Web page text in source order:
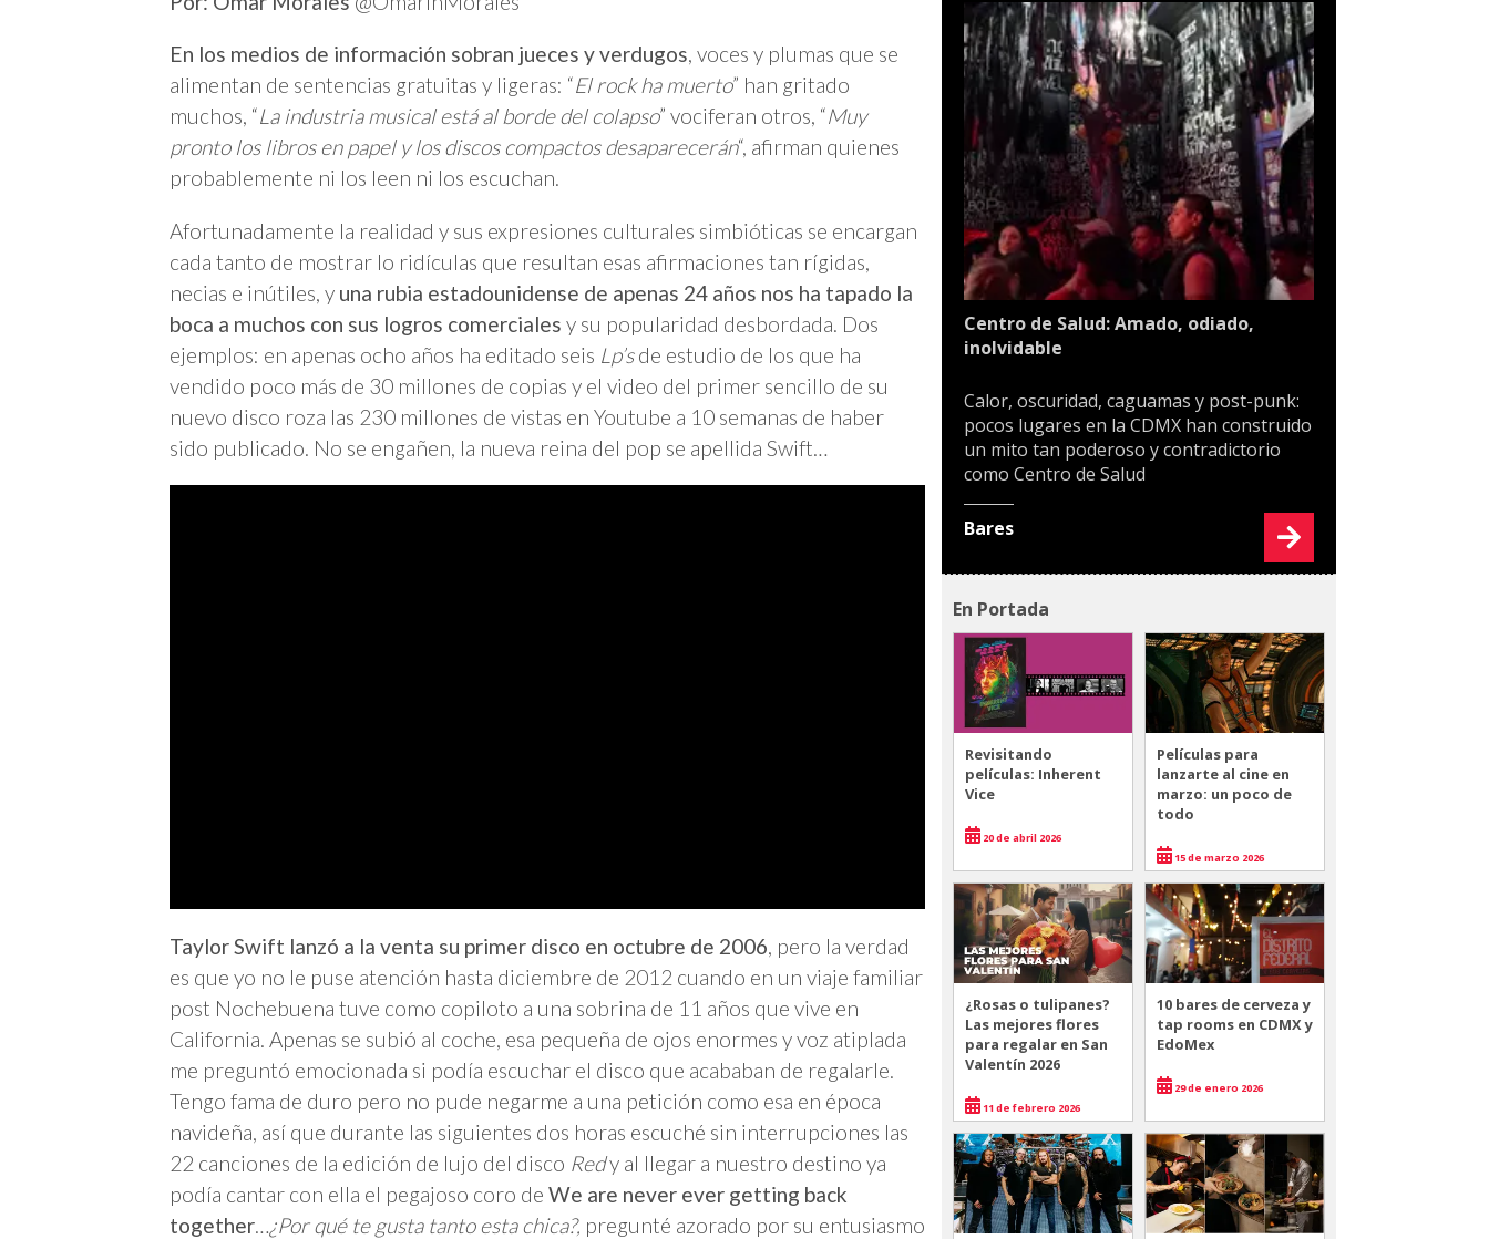
En los medios de información sobran jueces y verdugos, voces y plumas que se
alimentan de sentencias gratuitas y ligeras: “El rock ha muerto” han gritado
muchos, “La industria musical está al borde del colapso” vociferan otros, “Muy
pronto los libros en papel y los discos compactos desaparecerán“, afirman quienes
probablemente ni los leen ni los escuchan.
Afortunadamente la realidad y sus expresiones culturales simbióticas se encargan
cada tanto de mostrar lo ridículas que resultan esas afirmaciones tan rígidas,
necias e inútiles, y una rubia estadounidense de apenas 24 años nos ha tapado la
boca a muchos con sus logros comerciales y su popularidad desbordada. Dos
ejemplos: en apenas ocho años ha editado seis Lp’sde estudio de los que ha
vendido poco más de 30 millones de copias y el video del primer sencillo de su
nuevo disco roza las 230 millones de vistas en Youtube a 10 semanas de haber
sido publicado. No se engañen, la nueva reina del pop se apellida Swift…
Taylor Swift lanzó a la venta su primer disco en octubre de 2006 , pero la verdad
es que yo no le puse atención hasta diciembre de 2012 cuando en un viaje familiar
post Nochebuena tuve como copiloto a una sobrina de 11 años que vive en
California. Apenas se subió al coche, esa pequeña de ojos enormes y voz atiplada
me preguntó emocionada si podía escuchar el disco que acababan de regalarle.
Tengo fama de duro pero no pude negarme a una petición como esa en época
navideña, así que durante las siguientes dos horas escuché sin interrupciones las
22 canciones de la edición de lujo del disco Redy al llegar a nuestro destino ya
podía cantar con ella el pegajoso coro de We are never ever getting back
together
¿Por qué te gusta tanto esta chica?, pregunté azorado por su entusiasmo
Centro de Salud: Amado, odiado,
inolvidable
Calor, oscuridad, caguamas y post-punk:
pocos lugares en la CDMX han construido
un mito tan poderoso y contradictorio
como Centro de Salud
Bares
En Portada
Revisitando
películas: Inherent
Vice
20 de abril 2026
Películas para
lanzarte al cine en
marzo: un poco de
todo
15 de marzo 2026
¿Rosas o tulipanes?
Las mejores flores
para regalar en San
Valentín 2026
11 de febrero 2026
10 bares de cerveza y
tap rooms en CDMX y
EdoMex
29 de enero 2026